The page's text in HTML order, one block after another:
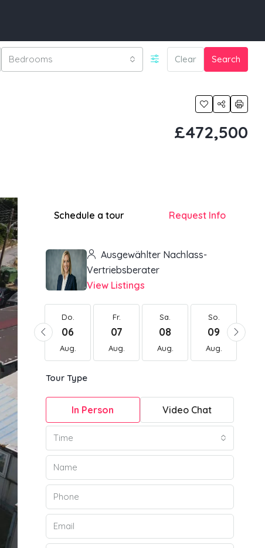
Bedrooms Clear Search
£472,500
Schedule a tour Request Info
Ausgewählter Nachlass-
Vertriebsberater
View Listings
20
Do.
06
Aug.
Fr.
07
Aug.
Sa.
08
Aug.
So.
09
Aug.
Tour Type
In Person Video Chat
Time